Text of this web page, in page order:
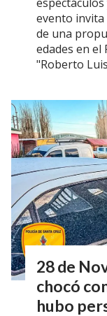
evento
de una
edades en
"Roberto
28 de
chocó
hubo